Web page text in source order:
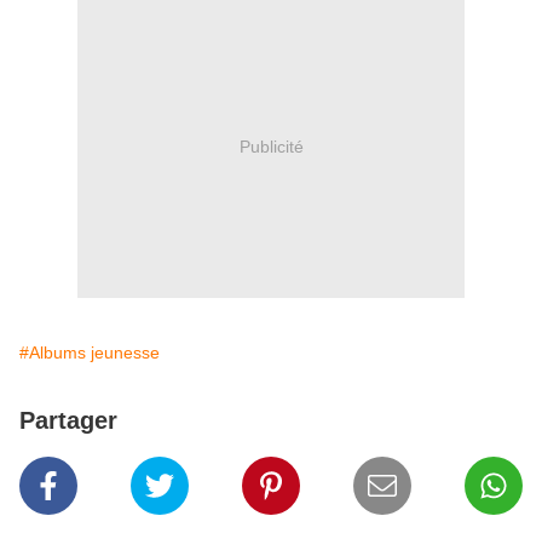
Publicité
#Albums jeunesse
Partager